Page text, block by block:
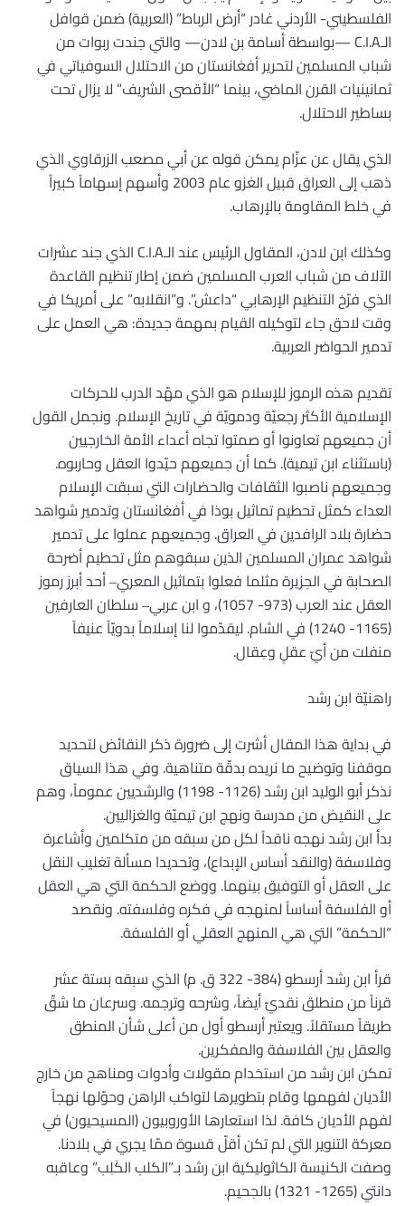
الفلسطيني- الأردني غادر “أرض الرباط” (العربية) ضمن قوافل
الـC.I.A —بواسطة أسامة بن لادن— والتي جندت ربوات من
شباب المسلمين لتحرير أفغانستان من الاحتلال السوفياتي في
ثمانينيات القرن الماضي، بينما “الأقصى الشريف” لا يزال تحت
بساطير الاحتلال.
الذي يقال عن عزّام يمكن قوله عن أبي مصعب الزرقاوي الذي
ذهب إلى العراق قبيل الغزو عام 2003 وأسهم إسهاماً كبيراً
في خلط المقاومة بالإرهاب.
وكذلك ابن لادن، المقاول الرئيس عند الـC.I.A الذي جند عشرات
الآلاف من شباب العرب المسلمين ضمن إطار تنظيم القاعدة
الذي فرّخ التنظيم الإرهابي “داعش”. و”انقلابه” على أمريكا في
وقت لاحق جاء لتوكيله القيام بمهمة جديدة: هي العمل على
تدمير الحواضر العربية.
تقديم هذه الرموز للإسلام هو الذي مهّد الدرب للحركات
الإسلامية الأكثر رجعيّة ودمويّة في تاريخ الإسلام. ونجمل القول
أن جميعهم تعاونوا أو صمتوا تجاه أعداء الأمة الخارجيين
(باستثناء ابن تيمية). كما أن جميعهم حيّدوا العقل وحاربوه.
وجميعهم ناصبوا الثقافات والحضارات التي سبقت الإسلام
العداء كمثل تحطيم تماثيل بوذا في أفغانستان وتدمير شواهد
حضارة بلاد الرافدين في العراق. وجميعهم عملوا على تدمير
شواهد عمران المسلمين الذين سبقوهم مثل تحطيم أضرحة
الصحابة في الجزيرة مثلما فعلوا بتماثيل المعري‒ أحد أبرز رموز
العقل عند العرب (973- 1057)، و ابن عربي‒ سلطان العارفين
(1165- 1240) في الشام. ليقدّموا لنا إسلاماً بدويّاً عنيفاً
منفلت من أيّ عقلٍ وعِقال.
راهنيّة ابن رشد
في بداية هذا المقال أشرت إلى ضرورة ذكر النقائض لتحديد
موقفنا وتوضيح ما نريده بدقّة متناهية. وفي هذا السياق
نذكر أبو الوليد ابن رشد (1126- 1198) والرشديين عموماً، وهم
على النقيض من مدرسة ونهج ابن تيميّة والغزاليين.
بدأ ابن رشد نهجه ناقداً لكل من سبقه من متكلمين وأشاعرة
وفلاسفة (والنقد أساس الإبداع)، وتحديدا مسألة تغليب النقل
على العقل أو التوفيق بينهما. ووضع الحكمة التي هي العقل
أو الفلسفة أساساً لمنهجه في فكره وفلسفته. ونقصد
“الحكمة” التي هي المنهج العقلي أو الفلسفة.
قرأ ابن رشد أرسطو (384- 322 ق. م) الذي سبقه بستة عشر
قرناً من منطلق نقديّ أيضاً، وشرحه وترجمه. وسرعان ما شقّ
طريقاً مستقلاً. ويعتبر أرسطو أول من أعلى شأن المنطق
والعقل بين الفلاسفة والمفكرين.
تمكن ابن رشد من استخدام مقولات وأدوات ومناهج من خارج
الأديان لفهمها وقام بتطويرها لتواكب الراهن وحوّلها نهجاً
لفهم الأديان كافة. لذا استعارها الأوروبيون (المسيحيون) في
معركة التنوير التي لم تكن أقلّ قسوة ممّا يجري في بلادنا.
وصفت الكنيسة الكاثوليكية ابن رشد بـ”الكلب الكَلِب” وعاقبه
دانتي (1265- 1321) بالجحيم.